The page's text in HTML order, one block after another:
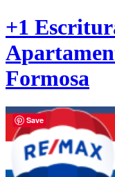
+1
Formosa
Save